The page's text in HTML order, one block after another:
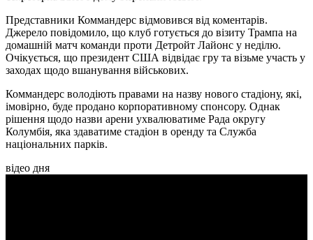
Представники Коммандерс відмовився від коментарів.
Джерело повідомило, що клуб готується до візиту Трампа на
домашній матч команди проти Детройт Лайонс у неділю.
Очікується, що президент США відвідає гру та візьме участь у
заходах щодо вшанування військових.
Коммандерс володіють правами на назву нового стадіону, які,
імовірно, буде продано корпоративному спонсору. Однак
рішення щодо назви арени ухвалюватиме Рада округу
Колумбія, яка здаватиме стадіон в оренду та Служба
національних парків.
відео дня